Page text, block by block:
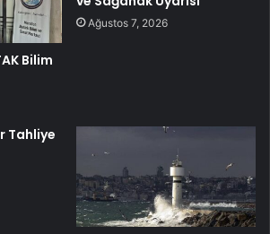
Bilim
Ağustos 7, 2026
Tahliye